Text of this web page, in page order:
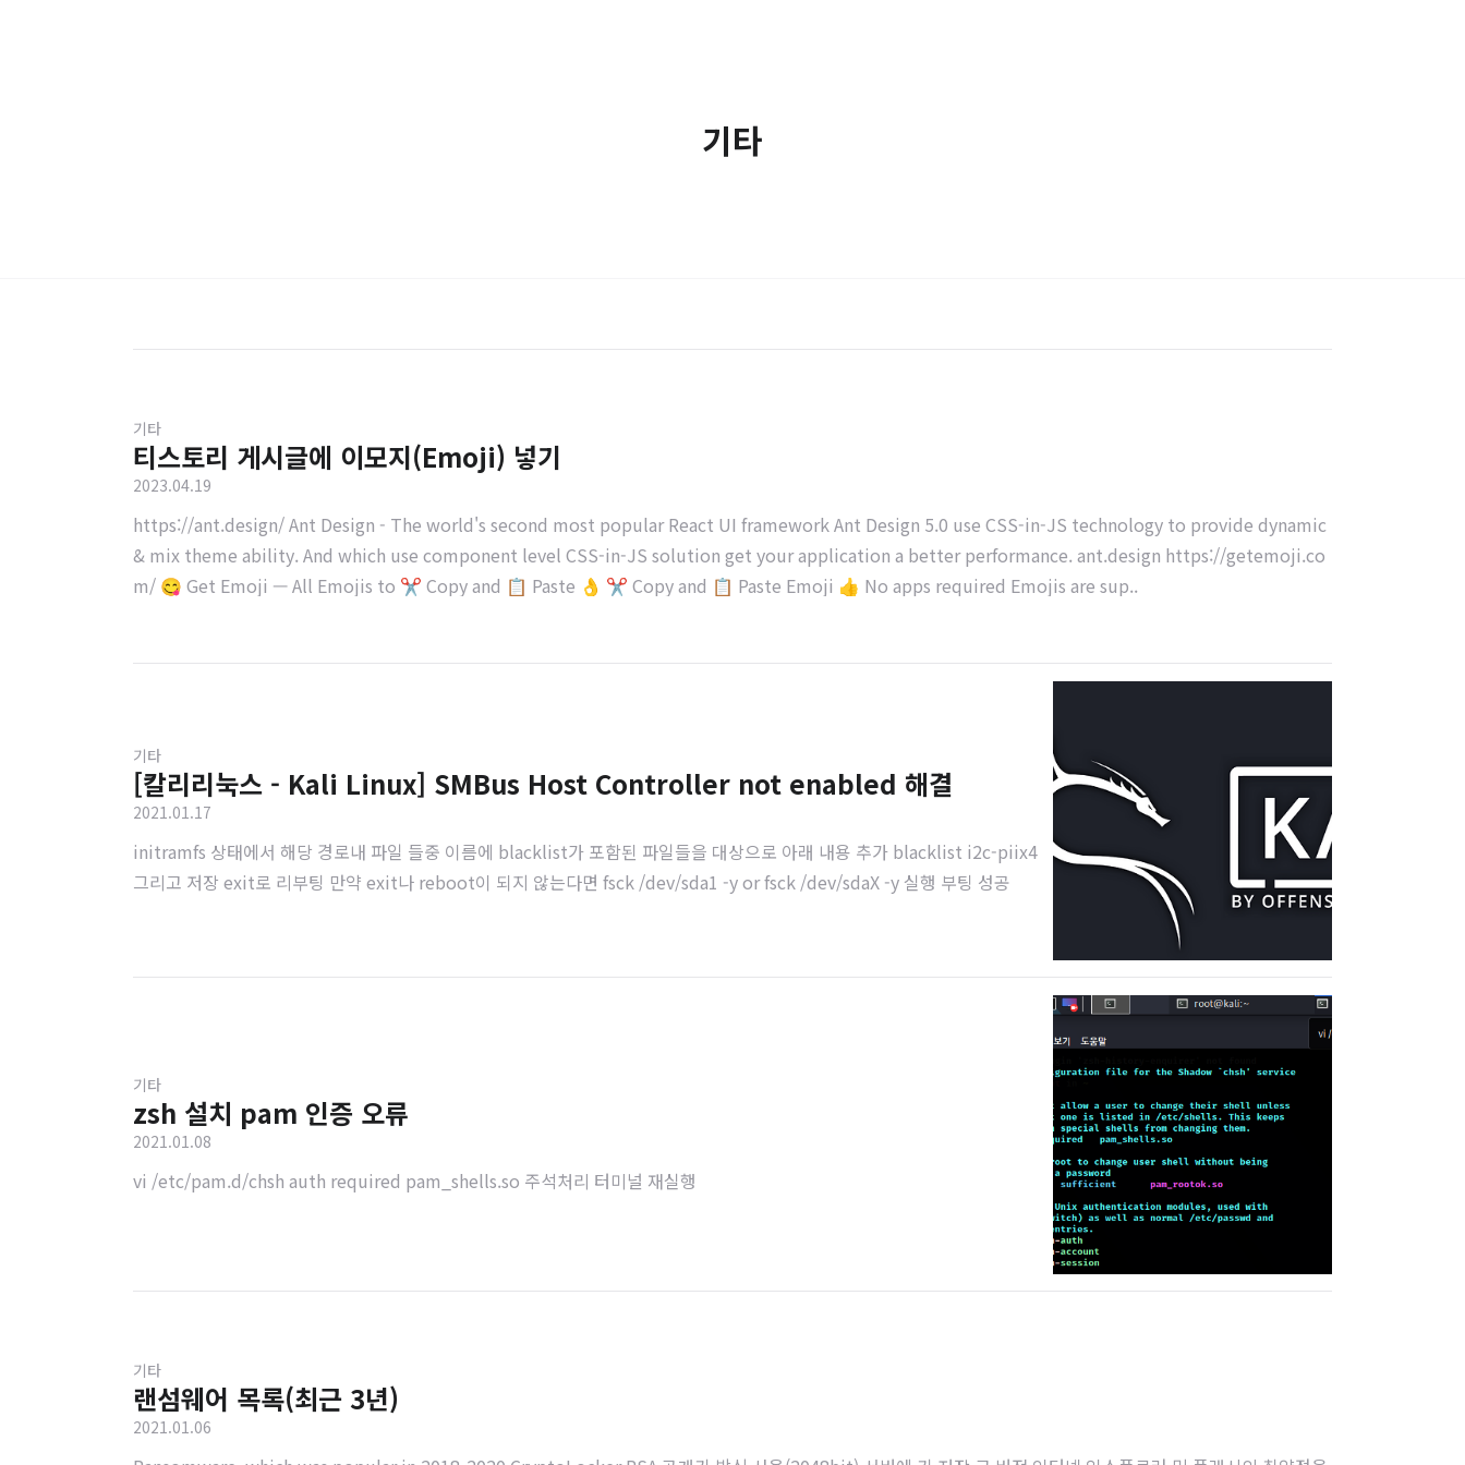
기타
기타
티스토리 게시글에 이모지(Emoji) 넣기
2023.04.19
https://ant.design/ Ant Design - The world's second most popular React UI framework Ant Design 5.0 use CSS-in-JS technology to provide dynamic
& mix theme ability. And which use component level CSS-in-JS solution get your application a better performance. ant.design https://getemoji.co
m/ 😋 Get Emoji — All Emojis to ✂️ Copy and 📋 Paste 👌 ✂️ Copy and 📋 Paste Emoji 👍 No apps required Emojis are sup..
기타
[칼리리눅스 - Kali Linux] SMBus Host Controller not enabled 해결
2021.01.17
initramfs 상태에서 해당 경로내 파일 들중 이름에 blacklist가 포함된 파일들을 대상으로 아래 내용 추가 blacklist i2c-piix4
그리고 저장 exit로 리부팅 만약 exit나 reboot이 되지 않는다면 fsck /dev/sda1 -y or fsck /dev/sdaX -y 실행 부팅 성공
기타
zsh 설치 pam 인증 오류
2021.01.08
vi /etc/pam.d/chsh auth required pam_shells.so 주석처리 터미널 재실행
기타
랜섬웨어 목록(최근 3년)
2021.01.06